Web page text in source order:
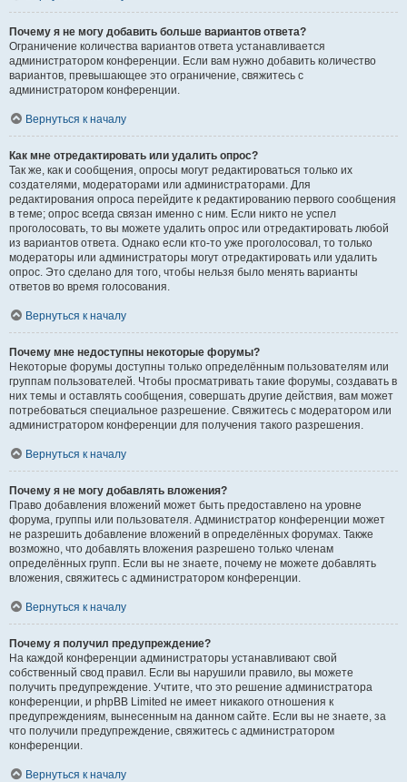
Почему я не могу добавить больше вариантов ответа?
Ограничение количества вариантов ответа устанавливается
администратором конференции. Если вам нужно добавить количество
вариантов, превышающее это ограничение, свяжитесь с
администратором конференции.
Вернуться к началу
Как мне отредактировать или удалить опрос?
Так же, как и сообщения, опросы могут редактироваться только их
создателями, модераторами или администраторами. Для
редактирования опроса перейдите к редактированию первого сообщения
в теме; опрос всегда связан именно с ним. Если никто не успел
проголосовать, то вы можете удалить опрос или отредактировать любой
из вариантов ответа. Однако если кто-то уже проголосовал, то только
модераторы или администраторы могут отредактировать или удалить
опрос. Это сделано для того, чтобы нельзя было менять варианты
ответов во время голосования.
Вернуться к началу
Почему мне недоступны некоторые форумы?
Некоторые форумы доступны только определённым пользователям или
группам пользователей. Чтобы просматривать такие форумы, создавать в
них темы и оставлять сообщения, совершать другие действия, вам может
потребоваться специальное разрешение. Свяжитесь с модератором или
администратором конференции для получения такого разрешения.
Вернуться к началу
Почему я не могу добавлять вложения?
Право добавления вложений может быть предоставлено на уровне
форума, группы или пользователя. Администратор конференции может
не разрешить добавление вложений в определённых форумах. Также
возможно, что добавлять вложения разрешено только членам
определённых групп. Если вы не знаете, почему не можете добавлять
вложения, свяжитесь с администратором конференции.
Вернуться к началу
Почему я получил предупреждение?
На каждой конференции администраторы устанавливают свой
собственный свод правил. Если вы нарушили правило, вы можете
получить предупреждение. Учтите, что это решение администратора
конференции, и phpBB Limited не имеет никакого отношения к
предупреждениям, вынесенным на данном сайте. Если вы не знаете, за
что получили предупреждение, свяжитесь с администратором
конференции.
Вернуться к началу